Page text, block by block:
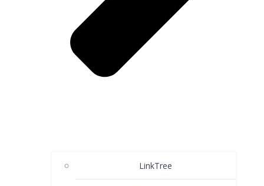
LinkTree